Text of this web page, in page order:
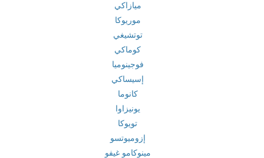
ميازاكي
موريوكا
توتشيغي
كوماكي
فوجينوميا
إسيساكي
كانوما
يونيزاوا
تويوكا
إزوميوتسو
مينوكامو غيفو